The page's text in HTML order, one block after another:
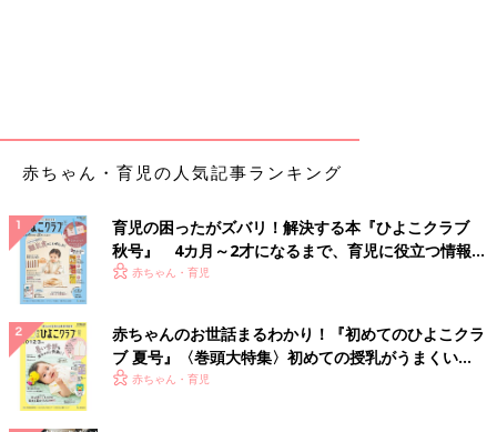
赤ちゃん・育児の人気記事ランキング
育児の困ったがズバリ！解決する本『ひよこクラブ
秋号』 4カ月～2才になるまで、育児に役立つ情報が
いっぱい！
赤ちゃん・育児
赤ちゃんのお世話まるわかり！『初めてのひよこクラ
ブ 夏号』〈巻頭大特集〉初めての授乳がうまくい
く！ おっぱい・ミルクの基本と夏のトラブル 解決テ
赤ちゃん・育児